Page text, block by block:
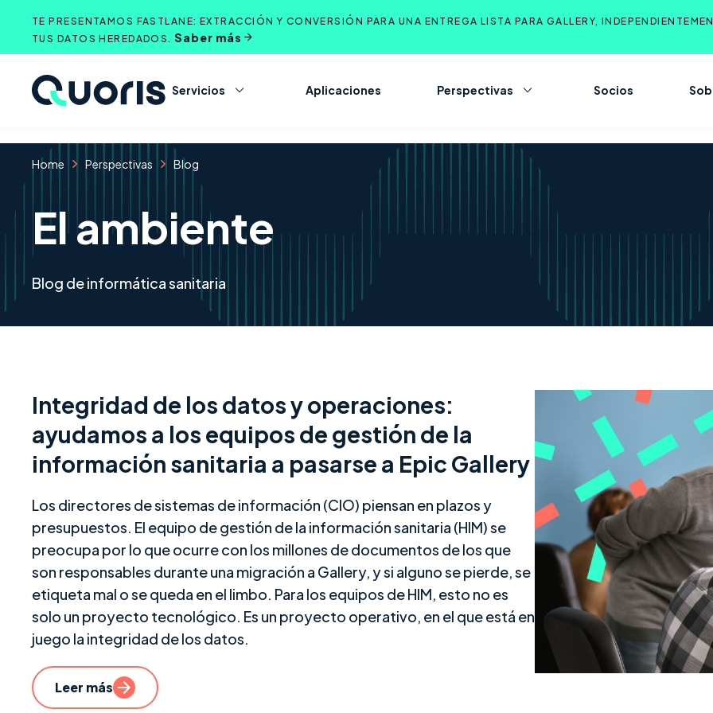
contenido
TE PRESENTAMOS FASTLANE: EXTRACCIÓN Y CONVERSIÓN PARA UNA ENTREGA LISTA PARA GALLERY,
TUS DATOS HEREDADOS.Saber más
Servicios Aplicaciones Perspectivas Socios
Home Perspectivas Blog
El ambiente
Blog de informática sanitaria
Integridad de los datos y operaciones:
ayudamos a los equipos de gestión de la
información sanitaria a pasarse a Epic Gallery
Los directores de sistemas de información (CIO) piensan en plazos y
presupuestos. El equipo de gestión de la información sanitaria (HIM) se
preocupa por lo que ocurre con los millones de documentos de los que
son responsables durante una migración a Gallery, y si alguno se pierde, se
etiqueta mal o se queda en el limbo. Para los equipos de HIM, esto no es
solo un proyecto tecnológico. Es un proyecto operativo, en el que está en
juego la integridad de los datos.
Leer más